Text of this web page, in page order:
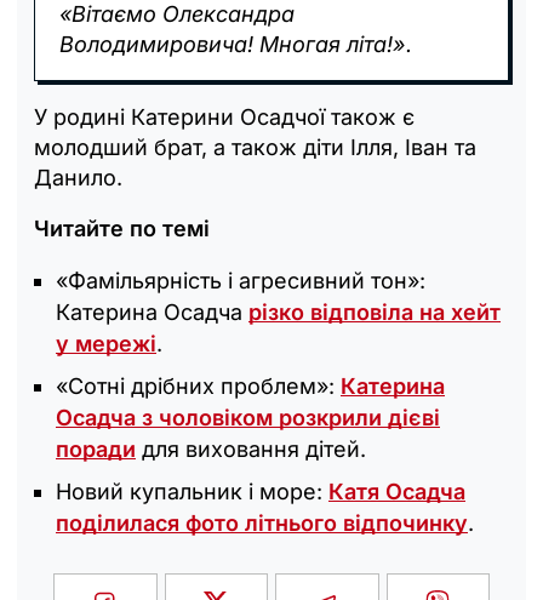
«Вітаємо Олександра
Володимировича! Многая літа!».
У родині Катерини Осадчої також є
молодший брат, а також діти Ілля, Іван та
Данило.
Читайте по темі
«Фамільярність і агресивний тон»:
Катерина Осадча різко відповіла на хейт
у мережі.
«Сотні дрібних проблем»: Катерина
Осадча з чоловіком розкрили дієві
поради для виховання дітей.
Новий купальник і море: Катя Осадча
поділилася фото літнього відпочинку.